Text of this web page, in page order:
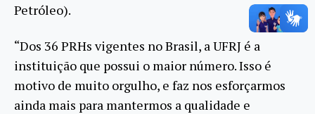
Petróleo).
“Dos 36 PRHs vigentes no Brasil, a UFRJ é a
instituição que possui o maior número. Isso é
motivo de muito orgulho, e faz nos esforçarmos
ainda mais para mantermos a qualidade e